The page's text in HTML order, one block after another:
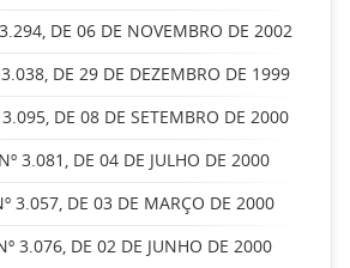
DE 06 DE NOVEMBRO DE 2002
DE 29 DE DEZEMBRO DE 1999
3.095, DE 08 DE SETEMBRO DE 2000
3.081, DE 04 DE JULHO DE 2000
3.057, DE 03 DE MARÇO DE 2000
3.076, DE 02 DE JUNHO DE 2000